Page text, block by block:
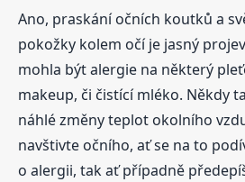
Ano, praskání očních koutků a
pokožky kolem očí je jasný
mohla být alergie na některý
makeup, či čistící mléko. Někdy
náhlé změny teplot okolního
navštivte očního, ať se na to
o alergii, tak ať případně